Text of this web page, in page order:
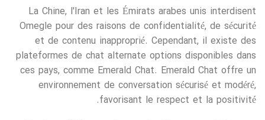
La Chine, l'Iran et les Émirats arabes unis interdisent
Omegle pour des raisons de confidentialité, de sécurité
et de contenu inapproprié. Cependant, il existe des
plateformes de chat alternate options disponibles dans
ces pays, comme Emerald Chat. Emerald Chat offre un
environnement de conversation sécurisé et modéré,
favorisant le respect et la positivité.